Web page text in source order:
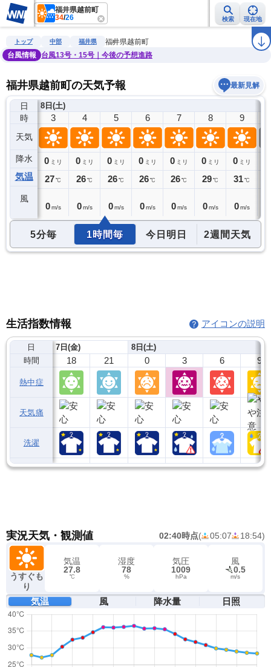
福井県越前町
34/26 検索 現在地
雨雲レーダー 台風情報 地震情報 ラ
トップ 中部 福井県
福井県越前町
台風情報
台風13号・15号｜今後の予想進路
福井県越前町の天気予報 最新見解
日
時
天気
降水
気温
風
8日(土)
2
0ミリ
28℃
3
0 ミリ
27℃
0 m/s
4
0 ミリ
26℃
0 m/s
5
0 ミリ
26℃
0 m/s
6
0 ミリ
26℃
0 m/s
7
0 ミリ
26℃
0 m/s
8
0 ミリ
29℃
0 m/s
9
0 ミリ
31℃
0 m/s
5分毎 1時間毎 今日明日 2週間天気
生活指数情報 アイコンの説明
日
時間
熱中症
天気痛
洗濯
7日(金)
18 21
8日(土)
0 3 6 9
実況天気・観測値 02:40時点( 05:07 18:54)
うすぐも
り
気温
27.8
℃
湿度
78
%
気圧
1009
hPa
風
0.5
m/s
気温 風 降水量 日照